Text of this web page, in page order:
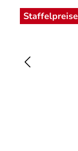
Staffelpreise